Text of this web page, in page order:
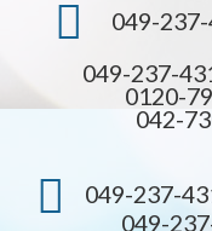
049-
049-237-
0120-79-
042-730-
049-237-
049-237-